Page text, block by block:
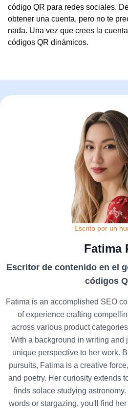
código QR para redes sociales.
obtener una cuenta, pero no te
nada. Una vez que crees la
códigos QR dinámicos.
Escrito por un
Fatima
Escritor de contenido en el
códigos
Fatima is an accomplished SEO
of experience crafting
across various product
With a background in writing and
unique perspective to her work.
pursuits, Fatima is a creative
and poetry. Her curiosity extends
finds solace studying
words or stargazing, you'll find